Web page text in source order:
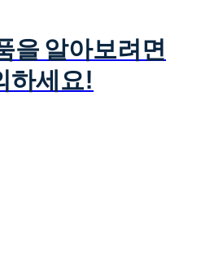
을 알아보려면
하세요!